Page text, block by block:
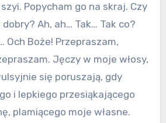
Popycham go na skraj. Czy
Ah, ah… Tak… Tak co?
Och Boże! Przepraszam,
Jęczy w moje włosy,
się poruszają, gdy
i lepkiego przesiąkającego
plamiącego moje własne.